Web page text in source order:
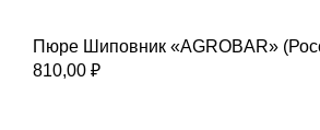
Пюре Шиповник «AGROBAR»
810,00 ₽